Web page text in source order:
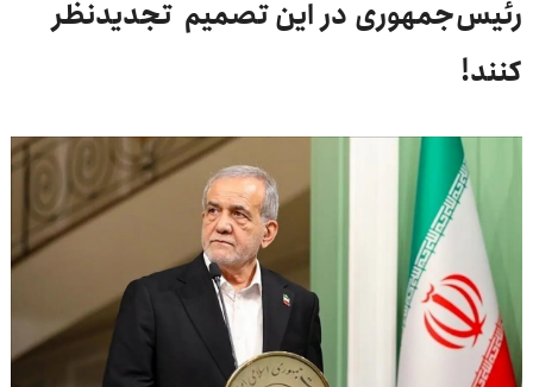
رئیس‌جمهوری در این تصمیم تجدیدنظر
کنند!